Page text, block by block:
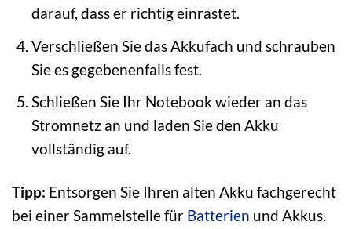
darauf, dass er richtig einrastet.
Verschließen Sie das Akkufach und schrauben
Sie es gegebenenfalls fest.
Schließen Sie Ihr Notebook wieder an das
Stromnetz an und laden Sie den Akku
vollständig auf.
Tipp: Entsorgen Sie Ihren alten Akku fachgerecht
bei einer Sammelstelle für Batterien und Akkus.